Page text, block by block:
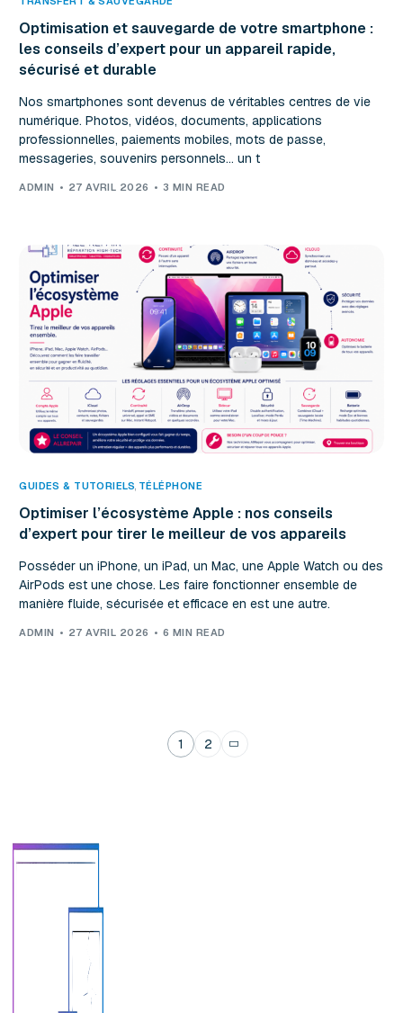
Optimisation et sauvegarde de votre smartphone :
les conseils d’expert pour un appareil rapide,
sécurisé et durable
Nos smartphones sont devenus de véritables centres de vie
numérique. Photos, vidéos, documents, applications
professionnelles, paiements mobiles, mots de passe,
messageries, souvenirs personnels… un t
ADMIN 27 AVRIL 2026 3 MIN READ
GUIDES & TUTORIELS TÉLÉPHONE
Optimiser l’écosystème Apple : nos conseils
d’expert pour tirer le meilleur de vos appareils
Posséder un iPhone, un iPad, un Mac, une Apple Watch ou des
AirPods est une chose. Les faire fonctionner ensemble de
manière fluide, sécurisée et efficace en est une autre.
ADMIN 27 AVRIL 2026 6 MIN READ
1 2